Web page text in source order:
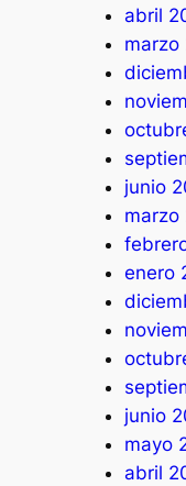
abril
marzo
junio
marzo
enero
junio
mayo
abril